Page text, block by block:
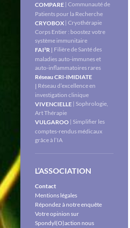
COMPARE | Communauté de
Patients pour la Recherche
CRYOBOX | Cryothérapie
Corps Entier : boostez votre
système immunitaire
FAI²R | Filière de Santé des
maladies auto-immunes et
auto-inflammatoires rares
Réseau CRI-IMIDIATE
| Réseau d’excellence en
investigation clinique
VIVENCIELLE | Sophrologie,
Art Thérapie
VULGAROO | Simplifier les
comptes-rendus médicaux
grâce à l’IA
L’ASSOCIATION
Contact
Mentions légales
Répondez à notre enquête
Votre opinion sur
Spondyl(O)action nous